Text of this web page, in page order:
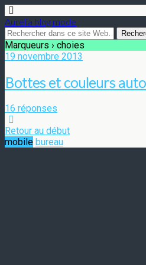
Aurélia blog mode
Marqueurs › choies
19 novembre 2013
Bottes et couleurs
16 réponses
Retour au début
mobile bureau